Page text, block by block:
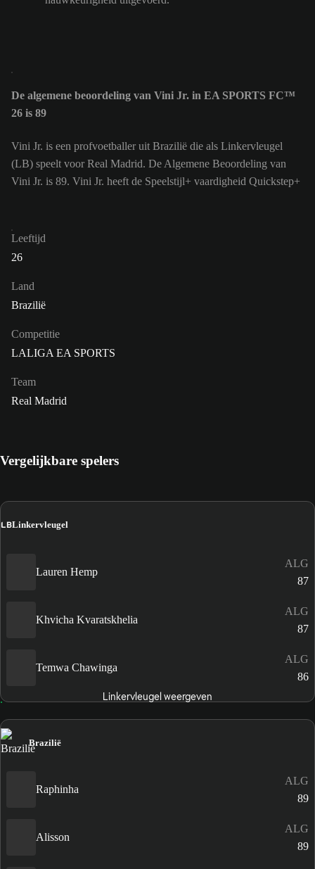
De algemene beoordeling van Vini Jr. in EA SPORTS FC™
26 is 89
Vini Jr. is een profvoetballer uit Brazilië die als Linkervleugel
(LB) speelt voor Real Madrid. De Algemene Beoordeling van
Vini Jr. is 89. Vini Jr. heeft de Speelstijl+ vaardigheid Quickstep+
Leeftijd
26
Land
Brazilië
Competitie
LALIGA EA SPORTS
Team
Real Madrid
Vergelijkbare spelers
LBLinkervleugel
Lauren Hemp
ALG
87
Khvicha Kvaratskhelia
ALG
87
Temwa Chawinga
ALG
86
Linkervleugel weergeven
Brazilië
Raphinha
ALG
89
Alisson
ALG
89